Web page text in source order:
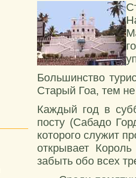
Большинство
Старый Гоа, тем
Каждый год в
посту (Сабадо
которого служит
открывает
забыть обо всех